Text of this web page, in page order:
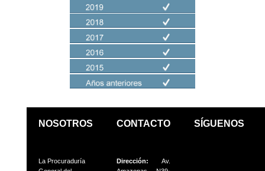
NOSOTROS
La Procuraduría
CONTACTO
Dirección: Av.
SÍGUENOS